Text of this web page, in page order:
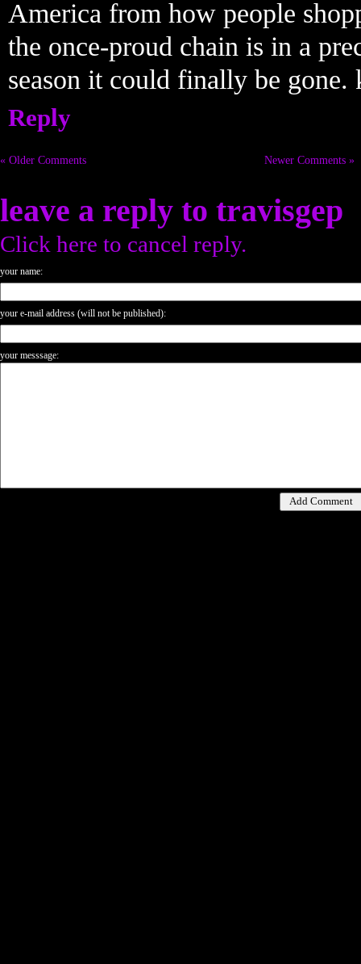
America from how people
the once-proud chain is in a
season it could finally be gone.
Reply
« Older Comments Newer Comments »
leave a reply to travisgep
Click here to cancel reply.
your name:
your e-mail address (will not be published):
your messsage: